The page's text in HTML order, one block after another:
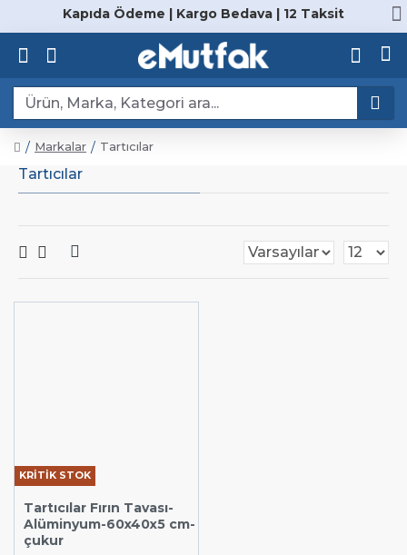
Kapıda Ödeme | Kargo Bedava | 12 Taksit
Markalar Tartıcılar
Tartıcılar
KRİTİK STOK
Tartıcılar Fırın Tavası-
Alüminyum-60x40x5 cm-
çukur